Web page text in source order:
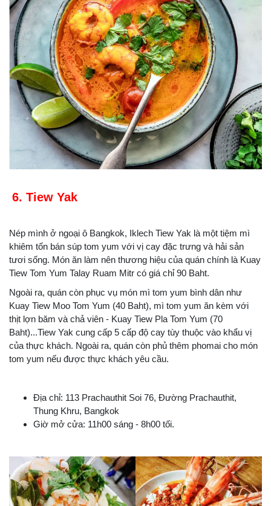
6. Tiew Yak
Nép mình ở ngoại ô Bangkok, Iklech Tiew Yak là một tiệm mì
khiêm tốn bán súp tom yum với vị cay đặc trưng và hải sản
tươi sống. Món ăn làm nên thương hiệu của quán chính là Kuay
Tiew Tom Yum Talay Ruam Mitr có giá chỉ 90 Baht.
Ngoài ra, quán còn phục vụ món mì tom yum bình dân như
Kuay Tiew Moo Tom Yum (40 Baht), mì tom yum ăn kèm với
thịt lợn băm và chả viên - Kuay Tiew Pla Tom Yum (70
Baht)...Tiew Yak cung cấp 5 cấp độ cay tùy thuộc vào khẩu vị
của thực khách. Ngoài ra, quán còn phủ thêm phomai cho món
tom yum nếu được thực khách yêu cầu.
Địa chỉ: 113 Prachauthit Soi 76, Đường Prachauthit,
Thung Khru, Bangkok
Giờ mở cửa: 11h00 sáng - 8h00 tối.